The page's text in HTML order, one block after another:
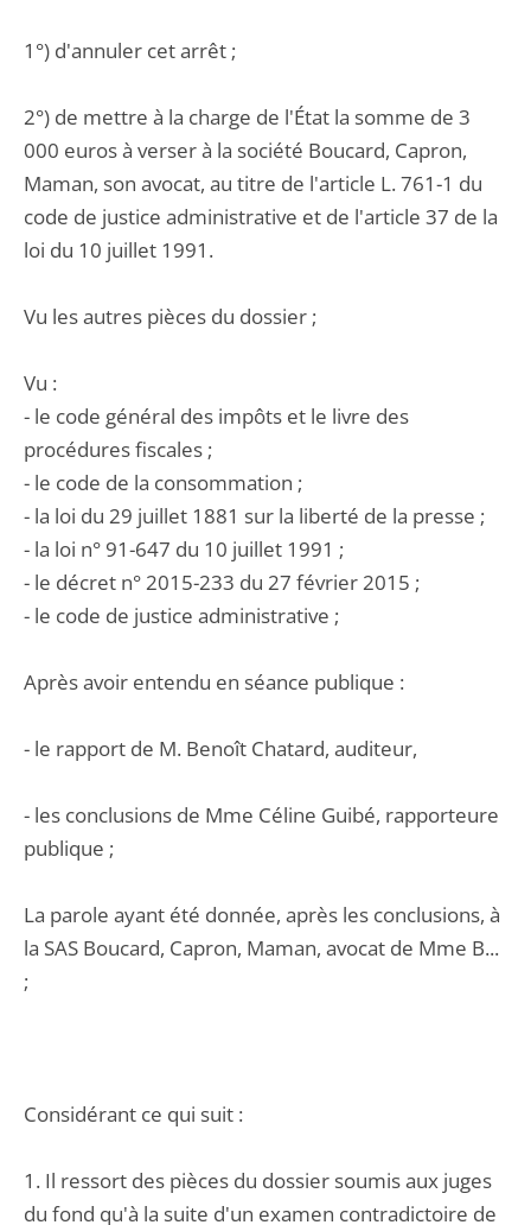
1°) d'annuler cet arrêt ;
2°) de mettre à la charge de l'État la somme de 3
000 euros à verser à la société Boucard, Capron,
Maman, son avocat, au titre de l'article L. 761-1 du
code de justice administrative et de l'article 37 de la
loi du 10 juillet 1991.
Vu les autres pièces du dossier ;
Vu :
- le code général des impôts et le livre des
procédures fiscales ;
- le code de la consommation ;
- la loi du 29 juillet 1881 sur la liberté de la presse ;
- la loi n° 91-647 du 10 juillet 1991 ;
- le décret n° 2015-233 du 27 février 2015 ;
- le code de justice administrative ;
Après avoir entendu en séance publique :
- le rapport de M. Benoît Chatard, auditeur,
- les conclusions de Mme Céline Guibé, rapporteure
publique ;
La parole ayant été donnée, après les conclusions, à
la SAS Boucard, Capron, Maman, avocat de Mme B...
;
Considérant ce qui suit :
1. Il ressort des pièces du dossier soumis aux juges
du fond qu'à la suite d'un examen contradictoire de